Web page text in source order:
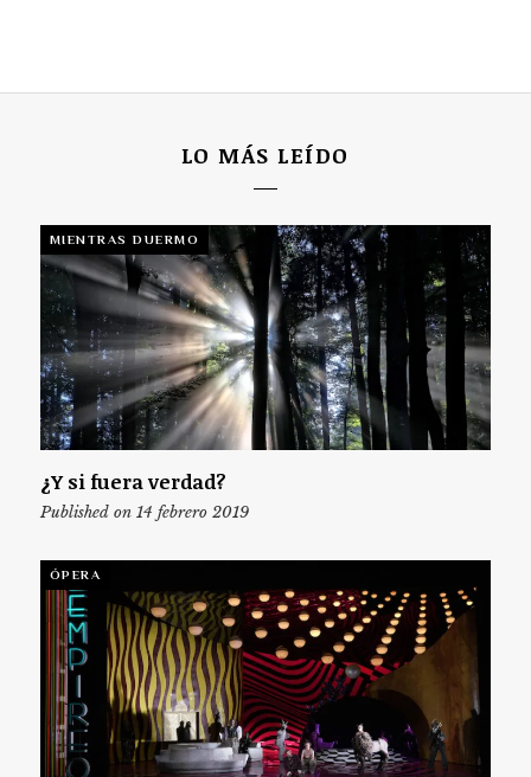
LO MÁS LEÍDO
MIENTRAS DUERMO
¿Y si fuera verdad?
Published on 14 febrero 2019
ÓPERA